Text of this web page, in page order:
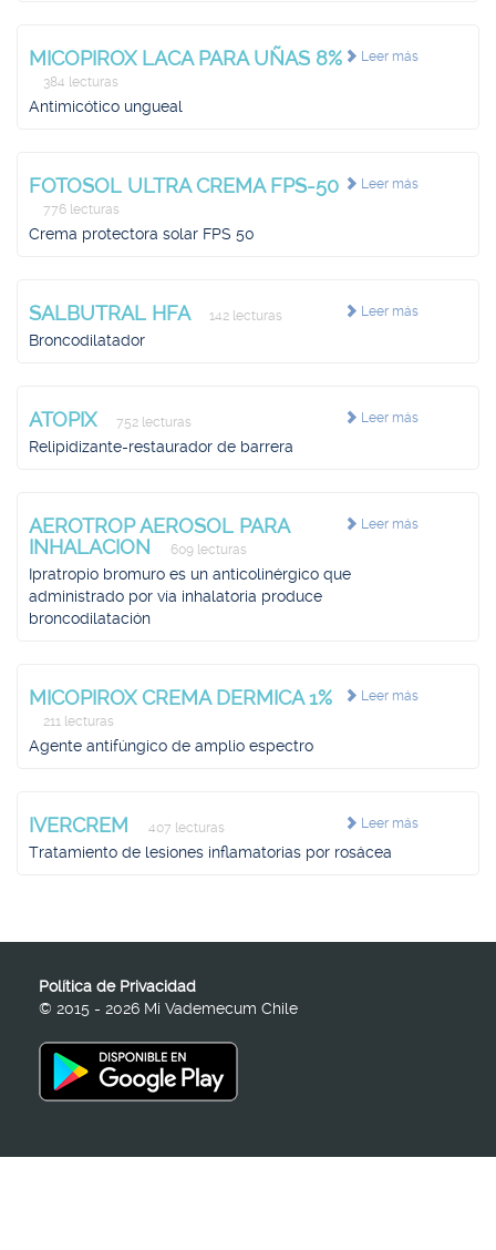
Leer más
MICOPIROX LACA PARA UÑAS 8%
384 lecturas
Antimicótico ungueal
Leer más
FOTOSOL ULTRA CREMA FPS-50
776 lecturas
Crema protectora solar FPS 50
Leer más
SALBUTRAL HFA 142 lecturas
Broncodilatador
Leer más
ATOPIX 752 lecturas
Relipidizante-restaurador de barrera
Leer más
AEROTROP AEROSOL PARA
INHALACION
609 lecturas
Ipratropio bromuro es un anticolinérgico que
administrado por vía inhalatoria produce
broncodilatación
Leer más
MICOPIROX CREMA DERMICA 1%
211 lecturas
Agente antifúngico de amplio espectro
Leer más
IVERCREM 407 lecturas
Tratamiento de lesiones inflamatorias por rosácea
Política de Privacidad
© 2015 - 2026 Mi Vademecum Chile